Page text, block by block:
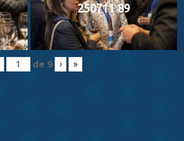
250711 89
de 9 › »